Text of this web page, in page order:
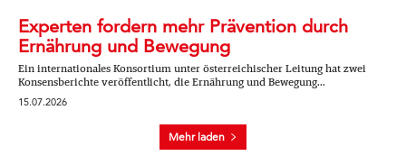
Experten fordern mehr Prävention durch
Ernährung und Bewegung
Ein internationales Konsortium unter österreichischer Leitung hat zwei
Konsensberichte veröffentlicht, die Ernährung und Bewegung...
15.07.2026
Mehr laden